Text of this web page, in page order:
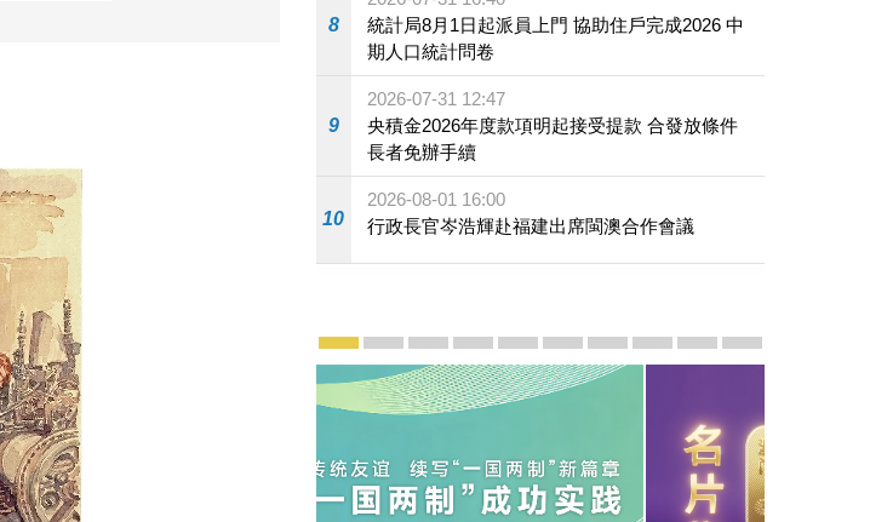
8
統計局8月1日起派員上門 協助住戶完成2026 中
期人口統計問卷
9
2026-07-31 12:47
央積金2026年度款項明起接受提款 合發放條件
長者免辦手續
10
2026-08-01 16:00
行政長官岑浩輝赴福建出席閩澳合作會議
宣傳及推廣
賡續中葡傳統友誼 續寫“一國兩制”新篇章 — 澳門“一國
澳門名片集
行政長官岑浩輝11月18日發表2026年施政報
施政特寫澳門特別行政區經濟和社會發展第
橫琴粵澳深度合作區專題網站
施政小講堂
走進澳門澳門相簿2020
《澳门微视